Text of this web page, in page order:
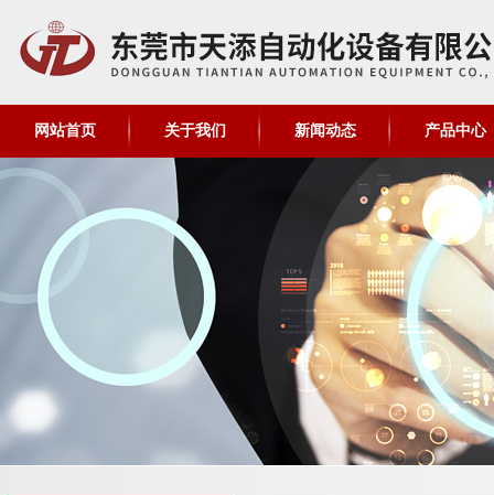
网站首页 关于我们 新闻动态 产品中心